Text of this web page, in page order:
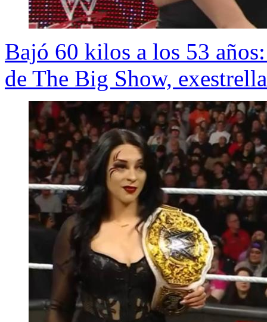
Bajó 60 kilos a los 53
de The Big Show,